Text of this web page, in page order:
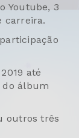
Youtube, 3
carreira.
até
do álbum
outros três